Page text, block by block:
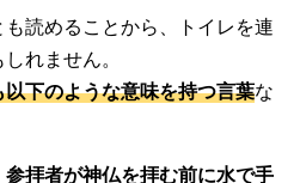
読めることから、トイレを連
れません。
以下のような意味を持つ言葉な
拝者が神仏を拝む前に水で手